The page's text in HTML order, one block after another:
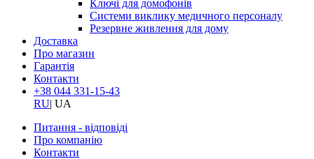
Ключі для домофонів
Системи виклику медичного персоналу
Резервне живлення для дому
Доставка
Про магазин
Гарантія
Контакти
+38 044 331-15-43
RU| UA
Питання - відповіді
Про компанію
Контакти